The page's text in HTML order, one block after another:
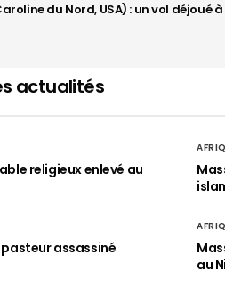
du Nord, USA) : un vol déjoué à
actualités
religieux enlevé au
pasteur assassiné
au